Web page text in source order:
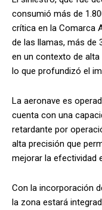
consumió más de
crítica en la Comarca
de las llamas, más de
en un contexto de
lo que profundizó el
La aeronave es
cuenta con una
retardante por
alta precisión que
mejorar la efectividad
Con la incorporación
la zona estará